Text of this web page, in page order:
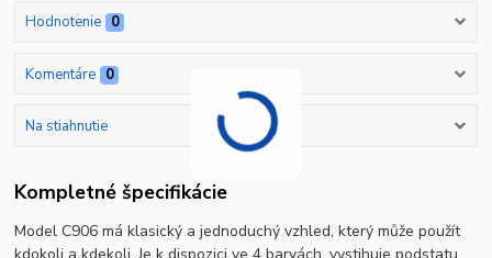
Hodnotenie 0
Komentáre 0
Na stiahnutie
Kompletné špecifikácie
Model C906 má klasický a jednoduchý vzhled, který může použít